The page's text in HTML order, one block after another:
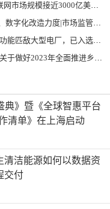
工厂、智慧城市、智慧电网等将占60%以上
息化部 关于促进企业计量能力提升的指导意见
型电厂，已入选国际典型案例
推进乡村振兴重点工作的意见》发布
典》暨《全球智惠平台
清单》在上海启动
清洁能源如何以数据资
交付